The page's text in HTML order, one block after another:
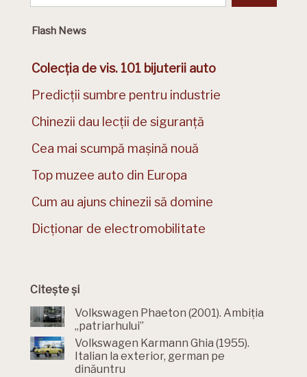
Flash News
Colecția de vis. 101 bijuterii auto
Predicții sumbre pentru industrie
Chinezii dau lecții de siguranță
Cea mai scumpă mașină nouă
Top muzee auto din Europa
Cum au ajuns chinezii să domine
Dicționar de electromobilitate
Citește și
Volkswagen Phaeton (2001). Ambiția
„patriarhului”
Volkswagen Karmann Ghia (1955).
Italian la exterior, german pe
dinăuntru